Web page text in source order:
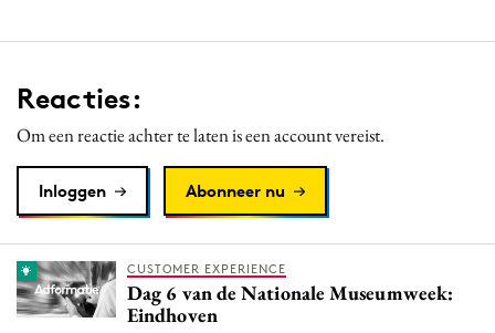
Reacties:
Om een reactie achter te laten is een account vereist.
Inloggen Abonneer nu
CUSTOMER EXPERIENCE
Dag 6 van de Nationale Museumweek:
Eindhoven